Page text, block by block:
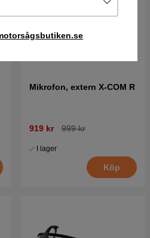
Mikrofon, extern X-COM R
919 kr 999 kr
I lager
Köp